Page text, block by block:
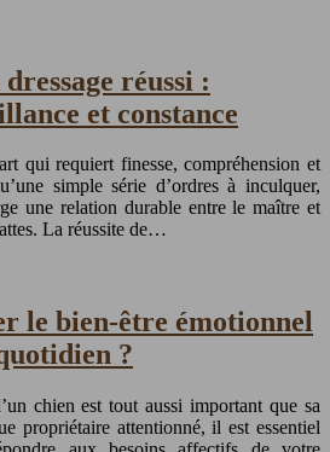
réussi :
et constance
qui requiert finesse, compréhension et
simple série d’ordres à inculquer,
une relation durable entre le maître et
La réussite de…
le bien-être émotionnel
?
chien est tout aussi important que sa
propriétaire attentionné, il est essentiel